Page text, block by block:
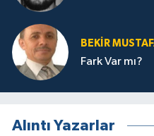
BEKIR
Fark Var mı?
Alıntı Yazarlar